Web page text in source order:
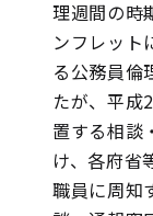
理週間の時
ンフレット
る公務員倫
たが、平成
置する相談
け、各府省
職員に周知